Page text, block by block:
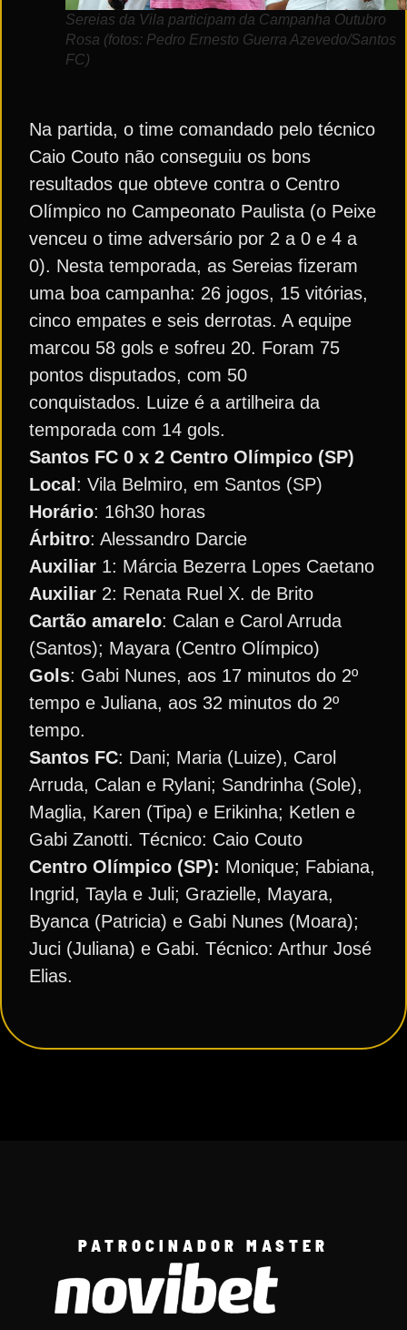
Sereias da Vila participam da Campanha Outubro
Rosa (fotos: Pedro Ernesto Guerra Azevedo/Santos
FC)
Na partida, o time comandado pelo técnico
Caio Couto não conseguiu os bons
resultados que obteve contra o Centro
Olímpico no Campeonato Paulista (o Peixe
venceu o time adversário por 2 a 0 e 4 a
0). Nesta temporada, as Sereias fizeram
uma boa campanha: 26 jogos, 15 vitórias,
cinco empates e seis derrotas. A equipe
marcou 58 gols e sofreu 20. Foram 75
pontos disputados, com 50
conquistados. Luize é a artilheira da
temporada com 14 gols.
Santos FC 0 x 2 Centro Olímpico (SP)
Local : Vila Belmiro, em Santos (SP)
Horário: 16h30 horas
Árbitro: Alessandro Darcie
Auxiliar 1: Márcia Bezerra Lopes Caetano
Auxiliar 2: Renata Ruel X. de Brito
Cartão amarelo: Calan e Carol Arruda
(Santos); Mayara (Centro Olímpico)
Gols: Gabi Nunes, aos 17 minutos do 2º
tempo e Juliana, aos 32 minutos do 2º
tempo.
Santos FC: Dani; Maria (Luize), Carol
Arruda, Calan e Rylani; Sandrinha (Sole),
Maglia, Karen (Tipa) e Erikinha; Ketlen e
Gabi Zanotti. Técnico: Caio Couto
Centro Olímpico (SP): Monique; Fabiana,
Ingrid, Tayla e Juli; Grazielle, Mayara,
Byanca (Patricia) e Gabi Nunes (Moara);
Juci (Juliana) e Gabi. Técnico: Arthur José
Elias.
PATROCINADOR MASTER